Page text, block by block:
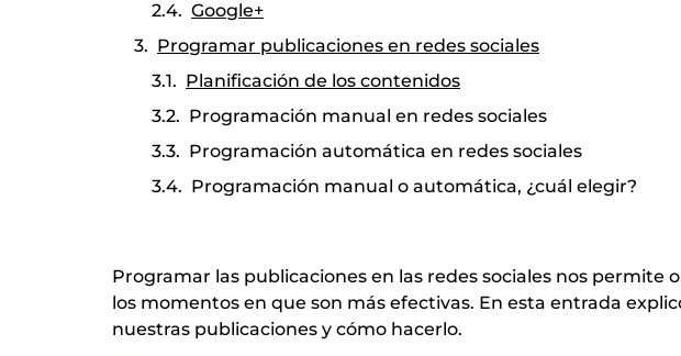
Google+
Programar publicaciones en redes sociales
Planificación de los contenidos
Programación manual en redes sociales
Programación automática en redes sociales
Programación manual o automática, ¿cuál elegir?
Programar las publicaciones en las redes sociales nos permite
los momentos en que son más efectivas. En esta entrada
nuestras publicaciones y cómo hacerlo.